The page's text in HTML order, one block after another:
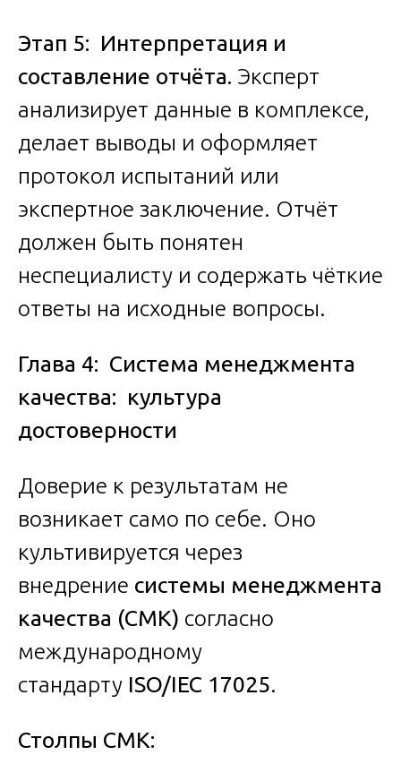
Этап 5: Интерпретация и
составление отчёта. Эксперт
анализирует данные в комплексе,
делает выводы и оформляет
протокол испытаний или
экспертное заключение. Отчёт
должен быть понятен
неспециалисту и содержать чёткие
ответы на исходные вопросы.
Глава 4: Система менеджмента
качества: культура
достоверности
Доверие к результатам не
возникает само по себе. Оно
культивируется через
внедрение системы менеджмента
качества (СМК) согласно
международному
стандарту ISO/IEC 17025.
Столпы СМК: